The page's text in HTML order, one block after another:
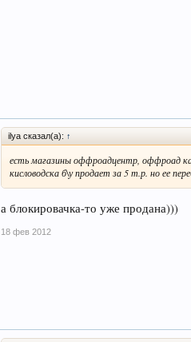
ilya сказал(а): ↑
есть магазины оффроадцентр, оффроад
кисловодска б\у продает за 5 т.р. но ее
а блокировачка-то уже продана)))
18 фев 2012